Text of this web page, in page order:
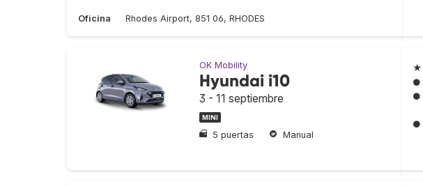
Oficina Rhodes Airport, 851 06, RHODES
OK Mobility
Hyundai i10
3 - 11 septiembre
MINI
5 puertas Manual
★
●
●
●